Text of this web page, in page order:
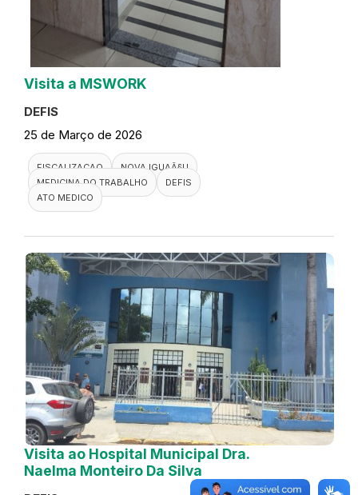
Visita a MSWORK
DEFIS
25 de Março de 2026
FISCALIZACAO
NOVA IGUAÃ§U
MEDICINA DO TRABALHO
DEFIS
ATO MEDICO
Visita ao Hospital Municipal Dra.
Naelma Monteiro Da Silva